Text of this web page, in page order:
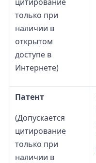
только при
наличии в
открытом
доступе в
Интернете)
Патент
(Допускается
цитирование
только при
наличии в